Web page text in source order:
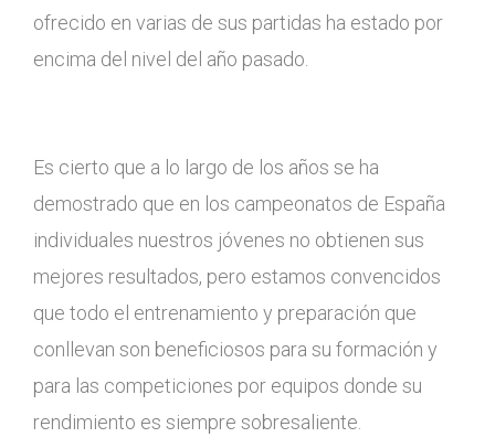
ofrecido en varias de sus partidas ha estado por
encima del nivel del año pasado.
Es cierto que a lo largo de los años se ha
demostrado que en los campeonatos de España
individuales nuestros jóvenes no obtienen sus
mejores resultados, pero estamos convencidos
que todo el entrenamiento y preparación que
conllevan son beneficiosos para su formación y
para las competiciones por equipos donde su
rendimiento es siempre sobresaliente.